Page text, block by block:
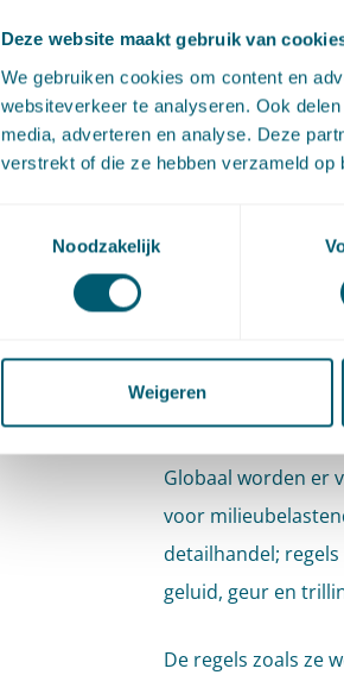
Deze website maakt gebruik van
We gebruiken cookies om content en
websiteverkeer te analyseren. Ook
media, adverteren en analyse. Deze
verstrekt of die ze hebben verzameld
Noodzakelijk
Weigeren
een ander
naar gemeente,
(chemische)
Wanneer regels
voorziening
voorkomen, wordt
Globaal worden er
voor
detailhandel;
geluid, geur en
De regels zoals ze